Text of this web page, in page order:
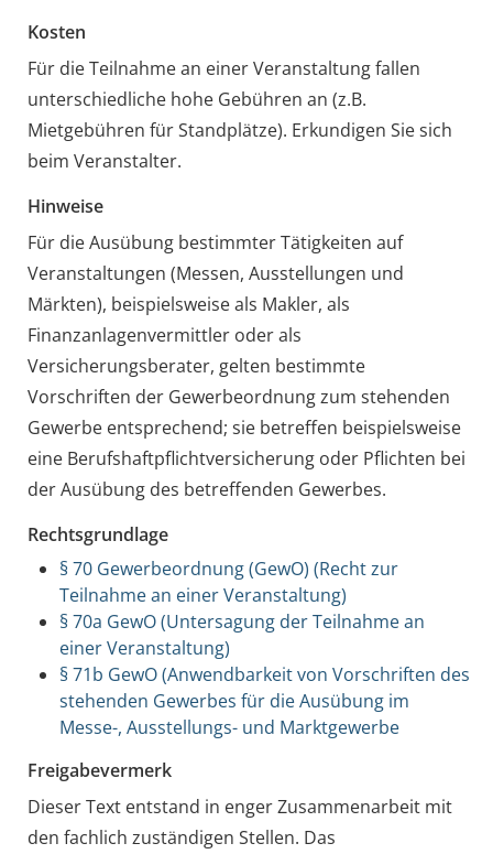
Kosten
Für die Teilnahme an einer Veranstaltung fallen
unterschiedliche hohe Gebühren an (z.B.
Mietgebühren für Standplätze). Erkundigen Sie sich
beim Veranstalter.
Hinweise
Für die Ausübung bestimmter Tätigkeiten auf
Veranstaltungen (Messen, Ausstellungen und
Märkten), beispielsweise als Makler, als
Finanzanlagenvermittler oder als
Versicherungsberater, gelten bestimmte
Vorschriften der Gewerbeordnung zum stehenden
Gewerbe entsprechend; sie betreffen beispielsweise
eine Berufshaftpflichtversicherung oder Pflichten bei
der Ausübung des betreffenden Gewerbes.
Rechtsgrundlage
§ 70 Gewerbeordnung (GewO) (Recht zur
Teilnahme an einer Veranstaltung)
§ 70a GewO (Untersagung der Teilnahme an
einer Veranstaltung)
§ 71b GewO (Anwendbarkeit von Vorschriften des
stehenden Gewerbes für die Ausübung im
Messe-, Ausstellungs- und Marktgewerbe
Freigabevermerk
Dieser Text entstand in enger Zusammenarbeit mit
den fachlich zuständigen Stellen. Das